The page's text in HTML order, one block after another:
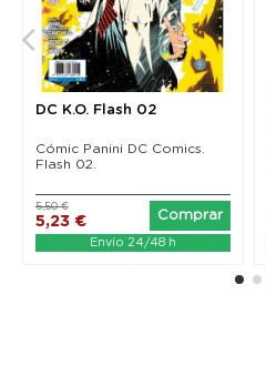
DC K.O. Flash 02
Cómic Panini DC Comics.
Flash 02.
5,23 €
5,50 €
Comprar
Envío 24/48 h